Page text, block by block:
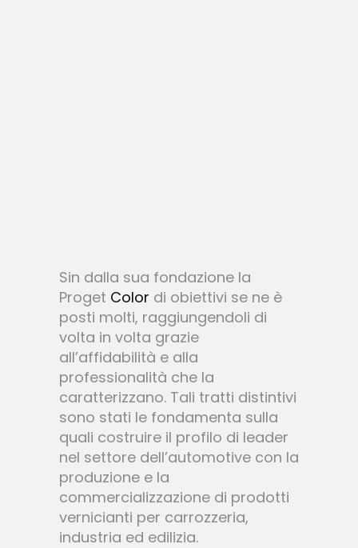
Sin dalla sua fondazione la
Proget Color di obiettivi se ne è
posti molti, raggiungendoli di
volta in volta grazie
all’affidabilità e alla
professionalità che la
caratterizzano. Tali tratti distintivi
sono stati le fondamenta sulla
quali costruire il profilo di leader
nel settore dell’automotive con la
produzione e la
commercializzazione di prodotti
vernicianti per carrozzeria,
industria ed edilizia.